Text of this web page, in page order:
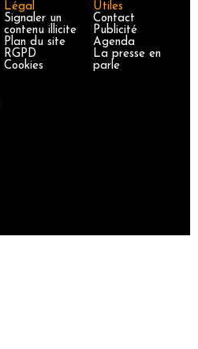
Légal
Signaler un
contenu illicite
Plan du site
RGPD
Cookies
Utiles
Contact
Publicité
Agenda
La presse en
parle